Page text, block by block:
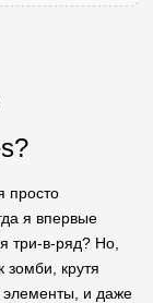
просто
я впервые
три-в-ряд? Но,
зомби, крутя
и даже